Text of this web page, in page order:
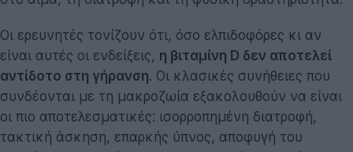
Οι ερευνητές τονίζουν ότι, όσο ελπιδοφόρες κι αν
είναι αυτές οι ενδείξεις, η βιταμίνη D δεν αποτελεί
αντίδοτο στη γήρανση. Οι κλασικές συνήθειες που
συνδέονται με τη μακροζωία εξακολουθούν να είναι
οι πιο αποτελεσματικές: ισορροπημένη διατροφή,
τακτική άσκηση, επαρκής ύπνος, αποφυγή του